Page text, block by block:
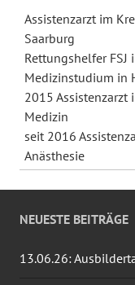
Assistenzarzt im
Saarburg
Rettungshelfer
Medizinstudium in
2015 Assistenzarzt
Medizin
seit 2016
Anästhesie
NEUESTE BEITRÄGE
13.06.26: